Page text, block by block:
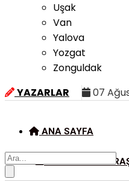
Uşak
Van
Yalova
Yozgat
Zonguldak
YAZARLAR
07
ANA SAYFA